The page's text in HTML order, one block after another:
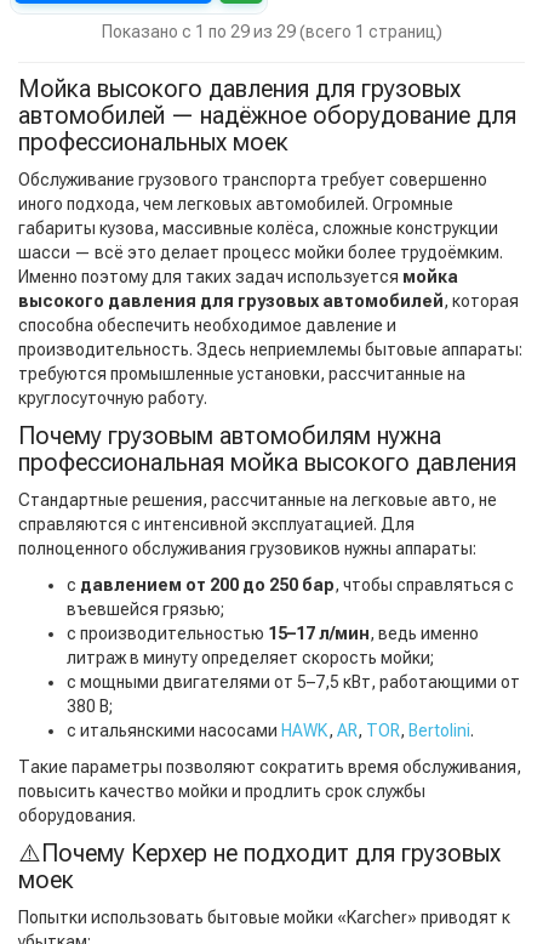
Показано с 1 по 29 из 29 (всего 1 страниц)
Мойка высокого давления для грузовых
автомобилей — надёжное оборудование для
профессиональных моек
Обслуживание грузового транспорта требует совершенно
иного подхода, чем легковых автомобилей. Огромные
габариты кузова, массивные колёса, сложные конструкции
шасси — всё это делает процесс мойки более трудоёмким.
Именно поэтому для таких задач используется мойка
высокого давления для грузовых автомобилей, которая
способна обеспечить необходимое давление и
производительность. Здесь неприемлемы бытовые аппараты:
требуются промышленные установки, рассчитанные на
круглосуточную работу.
Почему грузовым автомобилям нужна
профессиональная мойка высокого давления
Стандартные решения, рассчитанные на легковые авто, не
справляются с интенсивной эксплуатацией. Для
полноценного обслуживания грузовиков нужны аппараты:
с давлением от 200 до 250 бар, чтобы справляться с
въевшейся грязью;
с производительностью 15–17 л/мин, ведь именно
литраж в минуту определяет скорость мойки;
с мощными двигателями от 5–7,5 кВт, работающими от
380 В;
с итальянскими насосами HAWK, AR, TOR, Bertolini.
Такие параметры позволяют сократить время обслуживания,
повысить качество мойки и продлить срок службы
оборудования.
⚠️Почему Керхер не подходит для грузовых
моек
Попытки использовать бытовые мойки «Karcher» приводят к